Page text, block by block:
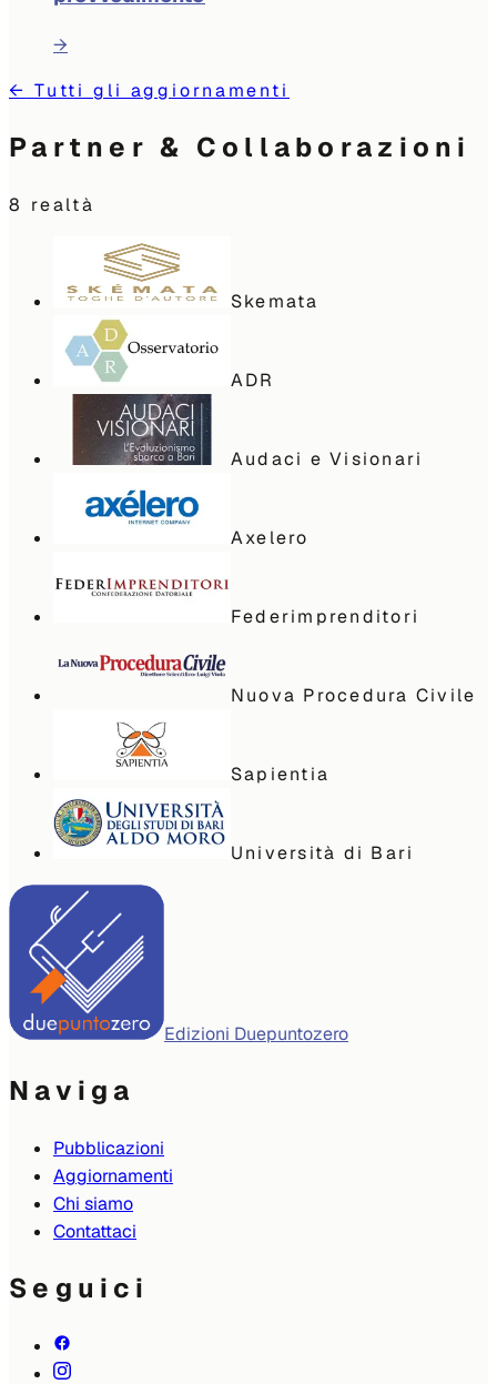
→
← Tutti gli aggiornamenti
Partner & Collaborazioni
8 realtà
Skemata
ADR
Audaci e Visionari
Axelero
Federimprenditori
Nuova Procedura Civile
Sapientia
Università di Bari
Edizioni Duepuntozero
Naviga
Pubblicazioni
Aggiornamenti
Chi siamo
Contattaci
Seguici